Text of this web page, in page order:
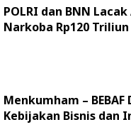
POLRI dan BNN
Narkoba Rp120 Triliun
Menkumham – BEBAF
Kebijakan Bisnis dan